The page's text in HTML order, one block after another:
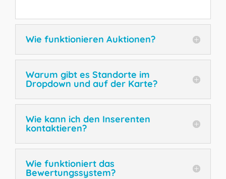
Wie funktionieren Auktionen?
Warum gibt es Standorte im
Dropdown und auf der Karte?
Wie kann ich den Inserenten
kontaktieren?
Wie funktioniert das
Bewertungssystem?